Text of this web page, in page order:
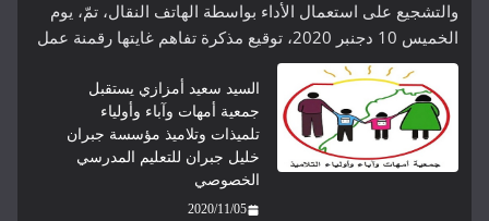
والتشجيع على استعمال الأداء بواسطة الهاتف النقال، تمّ، يوم
الخميس 10 دجنبر 2020، توقيع مذكرة تفاهم غايتها رقمنة عمل
السيد سعيد أمزازي يستقبل
جمعية أمهات وآباء وأولياء
تلميذات وتلاميذ مؤسسة جبران
خليل جبران للتعليم المدرسي
الخصوصي
2020/11/05